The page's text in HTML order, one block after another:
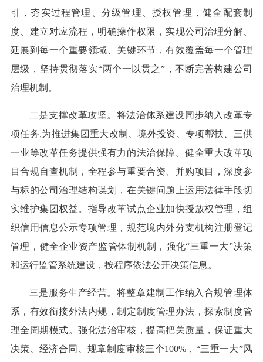
引，夯实过程管理、分级管理、授权管理，健全配套制
度、建立对应流程，明确操作权限，实现公司治理分解、
延展到每一个重要领域、关键环节，有效覆盖每一个管理
层级，坚持贯彻落实“两个一以贯之”，不断完善构建公司
治理机制。
二是支撑改革攻坚。将法治体系建设同步纳入改革专
项任务,为推进集团重大改制、境外投资、专项帮扶、三供
一业等改革任务提供强有力的法治保障。健全重大改革项
目合规自查机制，全程参与重要合资、并购项目，深度参
与标的公司治理结构谋划，在关键问题上运用法律手段切
实维护集团权益。指导改革试点企业加快授放权管理，组
织信用信息公示专项管理，规范境内外分支机构注册登记
管理，健全企业资产监管体制机制，强化“三重一大”决策
和运行监管系统建设，按程序依法公开决策信息。
三是服务生产经营。将整章建制工作纳入合规管理体
系，有效衔接外法内规，制定制度管理办法，探索制度管
理全周期模式。强化法治审核，提高把关质量，保证重大
决策、经济合同、规章制度审核三个100%，“三重一大”风